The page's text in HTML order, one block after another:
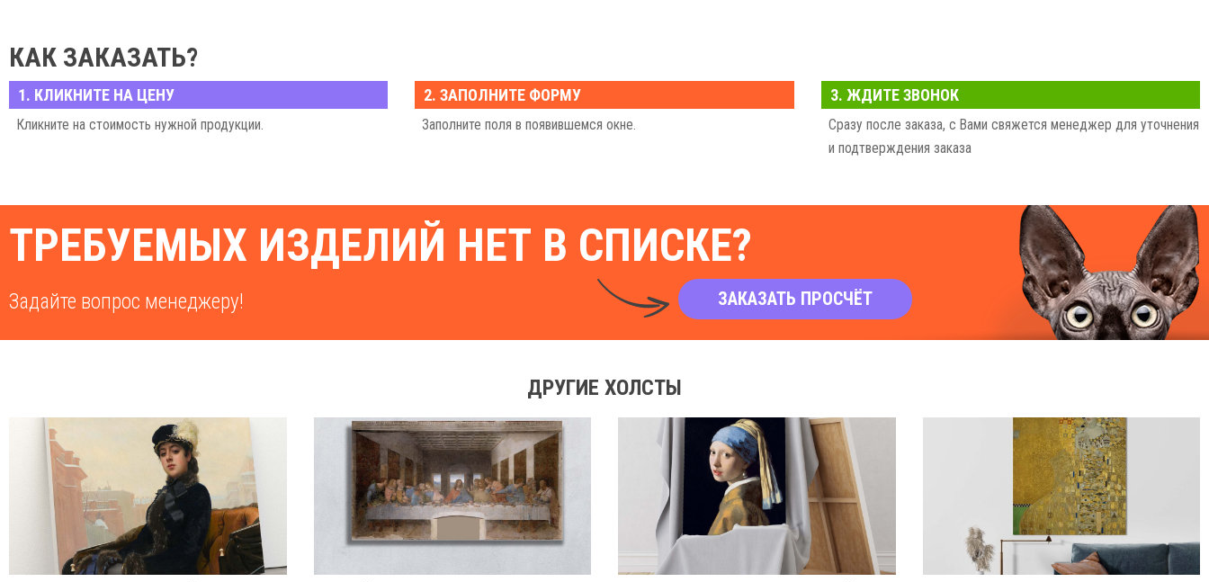
КАК ЗАКАЗАТЬ?
1. КЛИКНИТЕ НА ЦЕНУ
Кликните на стоимость нужной продукции.
2. ЗАПОЛНИТЕ ФОРМУ
Заполните поля в появившемся окне.
3. ЖДИТЕ ЗВОНОК
Сразу после заказа, с Вами свяжется менеджер для уточнения
и подтверждения заказа
ТРЕБУЕМЫХ ИЗДЕЛИЙ НЕТ В СПИСКЕ?
Задайте вопрос менеджеру! ЗАКАЗАТЬ ПРОСЧЁТ
ДРУГИЕ ХОЛСТЫ